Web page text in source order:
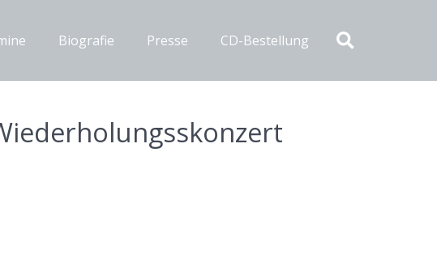
Biografie Presse CD-Bestellung